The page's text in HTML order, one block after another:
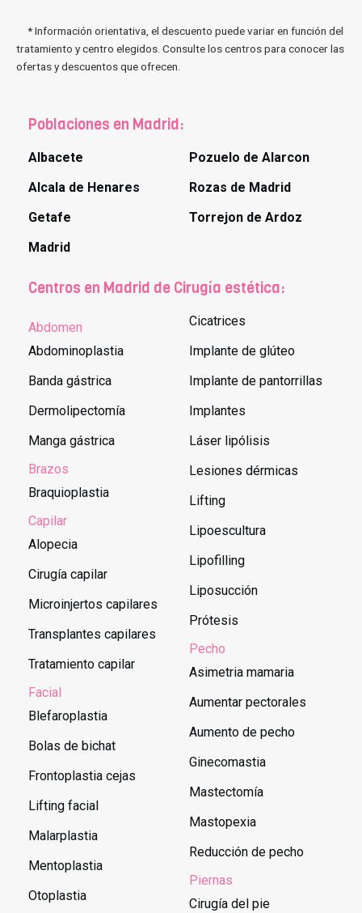
* Información orientativa, el descuento puede variar en función del
tratamiento y centro elegidos. Consulte los centros para conocer las
ofertas y descuentos que ofrecen.
Poblaciones en Madrid:
Albacete
Alcala de Henares
Getafe
Madrid
Pozuelo de Alarcon
Rozas de Madrid
Torrejon de Ardoz
Centros en Madrid de Cirugía estética:
Abdomen
Abdominoplastia
Banda gástrica
Dermolipectomía
Manga gástrica
Brazos
Braquioplastia
Capilar
Alopecia
Cirugía capilar
Microinjertos capilares
Transplantes capilares
Tratamiento capilar
Facial
Blefaroplastia
Bolas de bichat
Frontoplastia cejas
Lifting facial
Malarplastia
Mentoplastia
Otoplastia
Cicatrices
Implante de glúteo
Implante de pantorrillas
Implantes
Láser lipólisis
Lesiones dérmicas
Lifting
Lipoescultura
Lipofilling
Liposucción
Prótesis
Pecho
Asimetria mamaria
Aumentar pectorales
Aumento de pecho
Ginecomastia
Mastectomía
Mastopexia
Reducción de pecho
Piernas
Cirugía del pie